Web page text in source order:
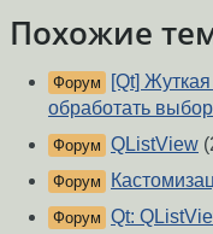
Похожие
Форум
[Qt]
обработать
Форум QListView
Форум
Форум Qt: